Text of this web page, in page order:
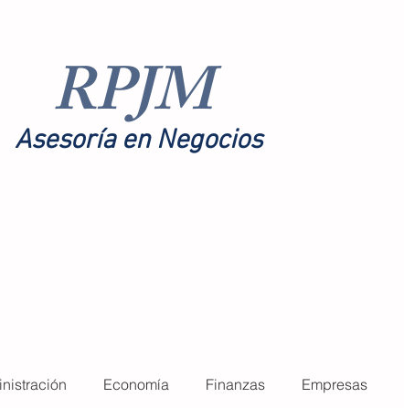
RPJM
Asesoría en Negocios
Economía Finanzas Empresas